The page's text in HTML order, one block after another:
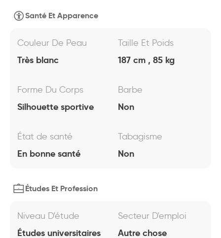
Santé Et Apparence
Couleur De Peau
Très blanc
Taille Et Poids
187 cm , 85 kg
Forme Du Corps
Silhouette sportive
Barbe
Non
État de santé
En bonne santé
Tabagisme
Non
Études Et Profession
Niveau D'étude
Études universitaires
Secteur D'emploi
Autre chose